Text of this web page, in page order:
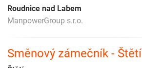
Roudnice nad Labem
ManpowerGroup s.r.o.
Směnový zámečník - Štětí